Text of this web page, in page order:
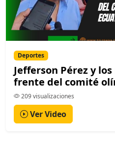
Deportes
Jefferson Pérez y
frente del comité
209 visualizaciones
Ver Video